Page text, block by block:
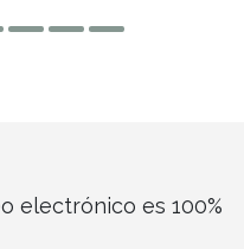
electrónico es 100%